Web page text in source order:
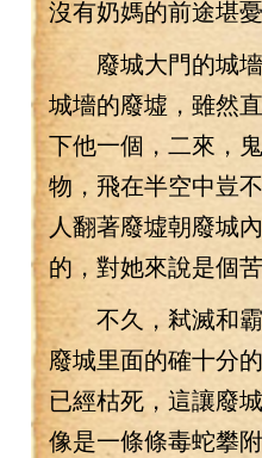
沒有奶媽的前途堪憂
廢城大門的城墻
城墻的廢墟，雖然
下他一個，二來，
物，飛在半空中豈
人翻著廢墟朝廢城
的，對她來說是個
不久，弒滅和霸
廢城里面的確十分
已經枯死，這讓廢
像是一條條毒蛇攀